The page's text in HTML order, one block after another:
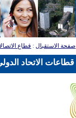
صفحة الاستقبال: قطاع
قطاعات الاتحاد